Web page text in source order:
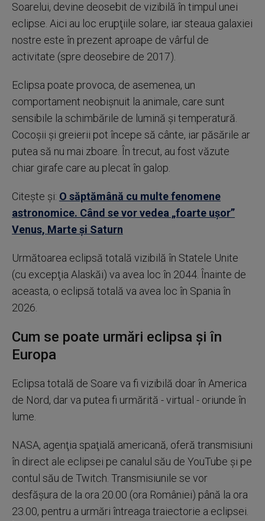
Soarelui, devine deosebit de vizibilă în timpul unei
eclipse. Aici au loc erupţiile solare, iar steaua galaxiei
nostre este în prezent aproape de vârful de
activitate (spre deosebire de 2017).
Eclipsa poate provoca, de asemenea, un
comportament neobişnuit la animale, care sunt
sensibile la schimbările de lumină şi temperatură.
Cocoşii şi greierii pot începe să cânte, iar păsările ar
putea să nu mai zboare. În trecut, au fost văzute
chiar girafe care au plecat în galop.
Citește și: O săptămână cu multe fenomene
astronomice. Când se vor vedea „foarte uşor”
Venus, Marte și Saturn
Următoarea eclipsă totală vizibilă în Statele Unite
(cu excepţia Alaskăi) va avea loc în 2044. Înainte de
aceasta, o eclipsă totală va avea loc în Spania în
2026.
Cum se poate urmări eclipsa și în
Europa
Eclipsa totală de Soare va fi vizibilă doar în America
de Nord, dar va putea fi urmărită - virtual - oriunde în
lume.
NASA, agenţia spaţială americană, oferă transmisiuni
în direct ale eclipsei pe canalul său de YouTube şi pe
contul său de Twitch. Transmisiunile se vor
desfăşura de la ora 20.00 (ora României) până la ora
23.00, pentru a urmări întreaga traiectorie a eclipsei.